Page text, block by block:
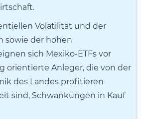
Volatilität und der
sowie der hohen
sich Mexiko-ETFs vor
orientierte Anleger, die von der
des Landes profitieren
sind, Schwankungen in Kauf